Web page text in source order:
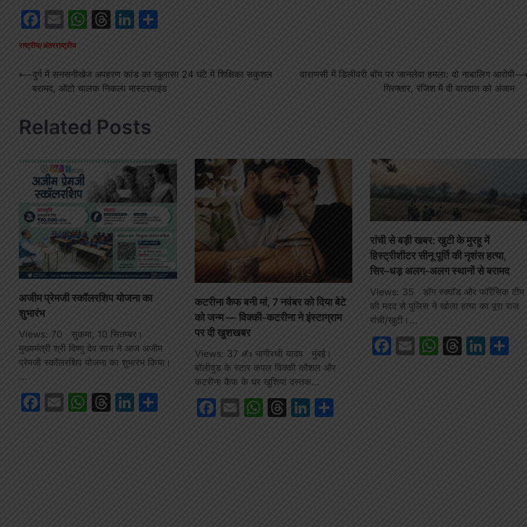
Facebook
EmailWhatsApp
Threads
LinkedIn
राष्ट्रीय/अंतरराष्ट्रीय
Post
navigation
⟵दुर्ग में सनसनीखेज अपहरण कांड का खुलासा 24 घंटे में शिक्षिका सकुशल
बरामद, ऑटो चालक निकला मास्टरमाइंड
वाराणसी में डिलीवरी बॉय पर जानलेवा हमला: दो नाबालिग आरोपी
गिरफ्तार, रंजिश में दी वारदात को अंजाम
Related Posts
अजीम प्रेमजी स्कॉलरशिप योजना का
शुभारंभ
Views: 70 सुकमा, 10 सितम्बर।
मुख्यमंत्री श्री विष्णु देव साय ने आज अजीम
प्रेमजी स्कॉलरशिप योजना का शुभारंभ किया।
…
Facebook
EmailWhatsApp
Threads
LinkedIn
Share
कटरीना कैफ बनी मां, 7 नवंबर को दिया बेटे
को जन्म — विक्की-कटरीना ने इंस्टाग्राम
पर दी खुशखबर
Views: 37 ✍️ भागीरथी यादव मुंबई।
बॉलीवुड के स्टार कपल विक्की कौशल और
कटरीना कैफ के घर खुशियां दस्तक…
Facebook
EmailWhatsApp
Threads
LinkedIn
रांची से बड़ी खबर: खुटी के मुरहू में
हिस्ट्रीशीटर सीनू पूर्ति की नृशंस हत्या,
सिर–धड़ अलग-अलग स्थानों से बरामद
Views: 35 डॉग स्क्वॉड और फॉरेंसिक टीम
की मदद से पुलिस ने खोला हत्या का पूरा राज
रांची/खुटी।…
Facebook
Email